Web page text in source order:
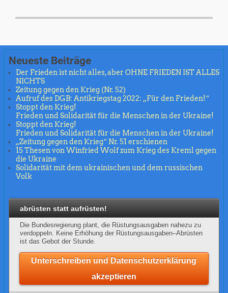
Neueste Beiträge
Der Frieden ist nicht alles, aber OHNE FRIEDEN IST ALLES
NICHTS
Zeitung gegen den Krieg (Nr. 52)
Aufruf des DGB: Antikriegstag 2022: „Für den Frieden!“
Stoppt den Krieg!
Frieden und Solidarität für die Menschen in der Ukraine!
Stoppt den Krieg!
Frieden und Solidarität für die Menschen in der Ukraine!
„Zeitung gegen den Krieg“ Nr. 51 erschienen
15 Thesen von Winfried Wolf zum Krieg des Kreml gegen
die Ukraine
Solidarität mit dem ukrainischen und dem russischen
Volk
abrüsten statt aufrüsten!
Die Bundesregierung plant, die Rüstungsausgaben nahezu zu
verdoppeln. Keine Erhöhung der Rüstungsausgaben–Abrüsten
ist das Gebot der Stunde.
Unterschreiben und Datenschutzerklärung
akzeptieren